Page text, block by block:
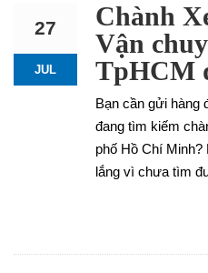
27
JUL
Chành
Vận
TpHCM
Bạn cần gửi hàng
đang tìm kiếm
phố Hồ Chí Minh?
lắng vì chưa tìm